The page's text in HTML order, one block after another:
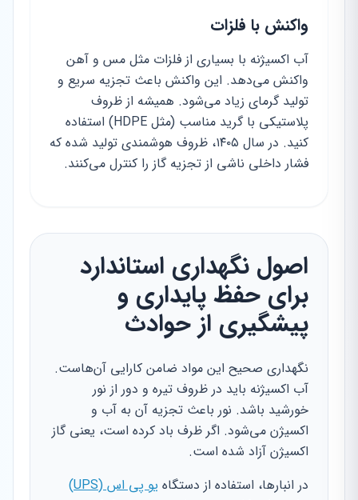
واکنش با فلزات
آب اکسیژنه با بسیاری از فلزات مثل مس و آهن
واکنش می‌دهد. این واکنش باعث تجزیه سریع و
تولید گرمای زیاد می‌شود. همیشه از ظروف
پلاستیکی با گرید مناسب (مثل HDPE) استفاده
کنید. در سال ۱۴۰۵، ظروف هوشمندی تولید شده که
فشار داخلی ناشی از تجزیه گاز را کنترل می‌کنند.
اصول نگهداری استاندارد
برای حفظ پایداری و
پیشگیری از حوادث
نگهداری صحیح این مواد ضامن کارایی آن‌هاست.
آب اکسیژنه باید در ظروف تیره و دور از نور
خورشید باشد. نور باعث تجزیه آن به آب و
اکسیژن می‌شود. اگر ظرف باد کرده است، یعنی گاز
اکسیژن آزاد شده است.
در انبارها، استفاده از دستگاه یو پی اس (UPS)